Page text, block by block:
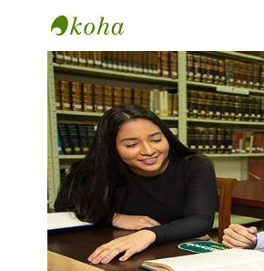
Biblioteca Universidad